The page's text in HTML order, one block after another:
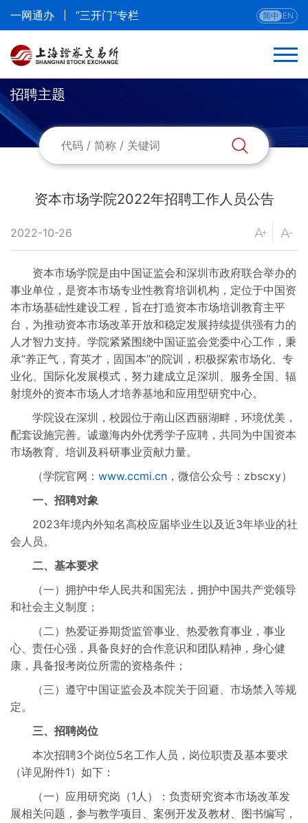
一网通办 “三开门”专栏 简中 EN
招聘主题
资本市场学院2022年招聘工作人员公告
2022-10-26
资本市场学院是由中国证监会和深圳市政府联合举办的
事业单位，是资本市场专业性教育培训机构，定位于中国资
本市场基础性建设工程，旨在打造资本市场培训教育主平
台，为推动资本市场改革开放和稳定发展持续提供强有力的
人才智力支持。学院紧紧围绕中国证监会党委中心工作，秉
承“养正气，育英才，固国本”的院训，积极探索市场化、专
业化、国际化发展模式，努力建成立足深圳、服务全国、辐
射境外的资本市场人才培养基地和应用型研究中心。
学院设在深圳，校园位于南山区西丽湖畔，环境优美，
配套设施完善。诚邀海内外优秀学子应聘，共同为中国资本
市场教育、培训及科研事业贡献力量。
（学院官网： www.ccmi.cn ，微信公众号：zbscxy）
一、招聘对象
2023年境内外知名高校应届毕业生以及近3年毕业的社
会人员。
二、基本要求
（一）拥护中华人民共和国宪法，拥护中国共产党领导
和社会主义制度；
（二）热爱证券期货监管事业、热爱教育事业，事业
心、责任心强，具备良好的合作意识和团队精神，身心健
康，具备报考岗位所需的资格条件；
（三）遵守中国证监会及本院关于回避、市场禁入等规
定。
三、招聘岗位
本次招聘3个岗位5名工作人员，岗位职责及基本要求
（详见附件1）如下：
（一）应用研究岗（1人）：负责研究资本市场改革发
展相关问题，参与教学项目、案例开发及教材、图书编写，